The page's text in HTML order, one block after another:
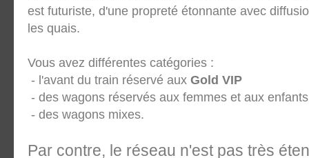
est futuriste, d'une propreté étonnante avec
les quais.
Vous avez différentes catégories :
- l'avant du train réservé aux Gold VIP
- des wagons réservés aux femmes et aux
- des wagons mixes.
Par contre, le réseau n'est pas très